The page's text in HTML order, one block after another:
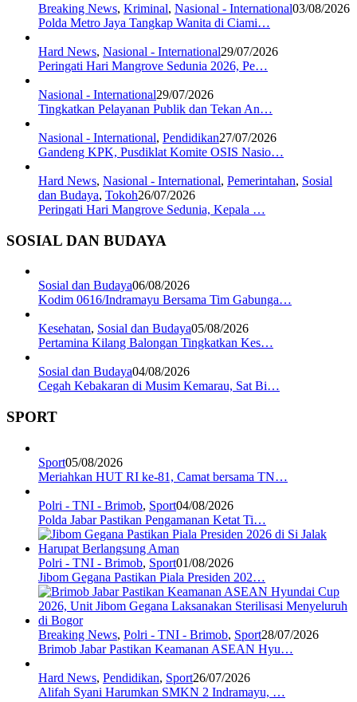
Breaking News, Kriminal, Nasional - International03/08/2026
Polda Metro Jaya Tangkap Wanita di Ciami…
Hard News, Nasional - International29/07/2026
Peringati Hari Mangrove Sedunia 2026, Pe…
Nasional - International29/07/2026
Tingkatkan Pelayanan Publik dan Tekan An…
Nasional - International, Pendidikan27/07/2026
Gandeng KPK, Pusdiklat Komite OSIS Nasio…
Hard News, Nasional - International, Pemerintahan, Sosial
dan Budaya, Tokoh26/07/2026
Peringati Hari Mangrove Sedunia, Kepala …
SOSIAL DAN BUDAYA
Sosial dan Budaya06/08/2026
Kodim 0616/Indramayu Bersama Tim Gabunga…
Kesehatan, Sosial dan Budaya05/08/2026
Pertamina Kilang Balongan Tingkatkan Kes…
Sosial dan Budaya04/08/2026
Cegah Kebakaran di Musim Kemarau, Sat Bi…
SPORT
Sport05/08/2026
Meriahkan HUT RI ke-81, Camat bersama TN…
Polri - TNI - Brimob, Sport04/08/2026
Polda Jabar Pastikan Pengamanan Ketat Ti…
Polri - TNI - Brimob, Sport01/08/2026
Jibom Gegana Pastikan Piala Presiden 202…
Breaking News, Polri - TNI - Brimob, Sport28/07/2026
Brimob Jabar Pastikan Keamanan ASEAN Hyu…
Hard News, Pendidikan, Sport26/07/2026
Alifah Syani Harumkan SMKN 2 Indramayu, …